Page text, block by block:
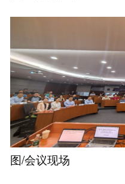
图/会议现场